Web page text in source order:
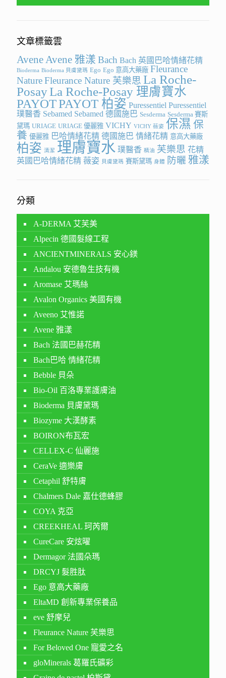
文章標籤雲
Avene Avene 雅漾 Bach Bach 英國巴哈情緒花精
Bioderma Bioderma 貝膚黛瑪 Ego Ego 意高大藥廠 Fleurance
NatureFleurance Nature 芙樂思 La Roche-
PosayLa Roche-Posay 理膚寶水
PAYOTPAYOT 柏姿 Puressentiel Puressentiel
璞醫香 Sebamed Sebamed 德國施巴 Sesderma Sesderma 賽斯
黛瑪 URIAGE URIAGE 優麗雅 VICHY VICHY 薇姿 保濕 保
養 優麗雅 巴哈情緒花精 德國施巴 情緒花精 意高大藥廠
柏姿 清潔 理膚寶水 璞醫香 精油 芙樂思 花精
英國巴哈情緒花精 薇姿 貝膚黛瑪 賽斯黛瑪 身體 防曬 雅漾
分類
A-DERMA 艾芙美
Alpecin 德國髮線工程
ANCIENTMINERALS 安心鎂
Andalou 安德魯生技有機
Aromase 艾瑪絲
Avalon Organics 美國有機
Aveeno 艾惟諾
Avene 雅漾
Bach 法國巴赫花精
Bach巴哈 情緒花精
Bebble 貝朵
Bio-Oil 百洛專業護膚油
Bioderma 貝膚黛瑪
Biozyme 大漢酵素
BOIRON布瓦宏
CELLEX-C 仙麗施
CeraVe 適樂膚
Cetaphil 舒特膚
Chalmers Dale 嘉仕德蜂膠
COYA 克亞
CREEKHEAL 珂芮爾
CureCare 安炫曜
Dermagor 法國朵瑪
DRCYJ 髮胜肽
Ego 意高大藥廠
EltaMD 創新專業保養品
eve 舒摩兒
Fleurance Nature 芙樂思
For Beloved One 寵愛之名
gloMinerals 葛羅氏礦彩